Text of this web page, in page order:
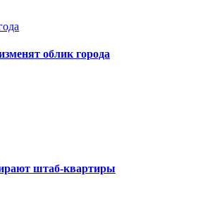
облик города
штаб-квартиры